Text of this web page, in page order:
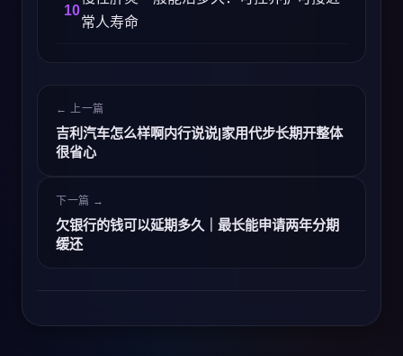
常人寿命
← 上一篇
吉利汽车怎么样啊内行说说|家用代步长期开整体
很省心
下一篇 →
欠银行的钱可以延期多久｜最长能申请两年分期
缓还